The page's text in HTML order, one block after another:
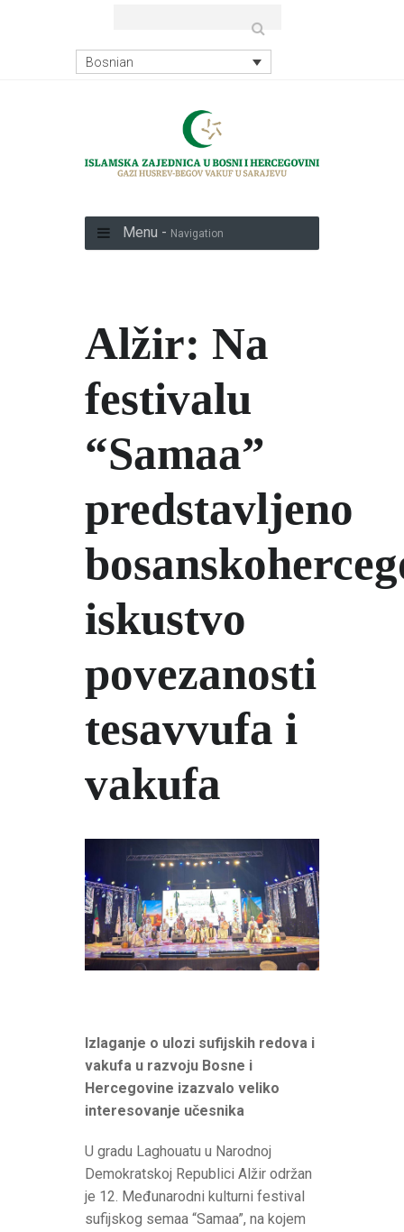
Bosnian
Menu - Navigation
Alžir: Na
festivalu
“Samaa”
predstavljeno
iskustvo
povezanosti
tesavvufa i
vakufa
Izlaganje o ulozi sufijskih redova i
vakufa u razvoju Bosne i
Hercegovine izazvalo veliko
interesovanje učesnika
U gradu Laghouatu u Narodnoj
Demokratskoj Republici Alžir održan
je 12. Međunarodni kulturni festival
sufijskog semaa “Samaa”, na kojem